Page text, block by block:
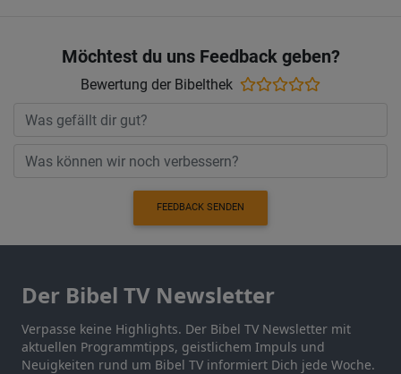
Möchtest du uns Feedback geben?
Bewertung der Bibelthek
FEEDBACK SENDEN
Der Bibel TV Newsletter
Verpasse keine Highlights. Der Bibel TV Newsletter mit
aktuellen Programmtipps, geistlichem Impuls und
Neuigkeiten rund um Bibel TV informiert Dich jede Woche.